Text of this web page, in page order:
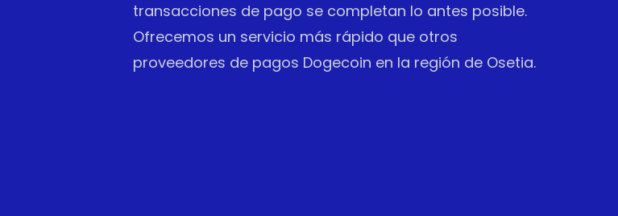
transacciones de pago se completan lo antes posible.
Ofrecemos un servicio más rápido que otros
proveedores de pagos Dogecoin en la región de Osetia.